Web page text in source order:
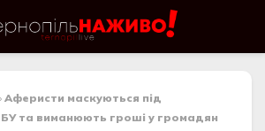
Аферисти маскуються під
та виманюють гроші у громадян